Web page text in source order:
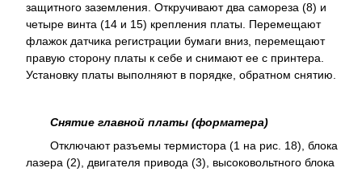
защитного заземления. Откручивают два самореза (8) и
четыре винта (14 и 15) крепления платы. Перемещают
флажок датчика регистрации бумаги вниз, перемещают
правую сторону платы к себе и снимают ее с принтера.
Установку платы выполняют в порядке, обратном снятию.
Снятие главной платы (форматера)
Отключают разъемы термистора (1 на рис. 18), блока
лазера (2), двигателя привода (3), высоковольтного блока